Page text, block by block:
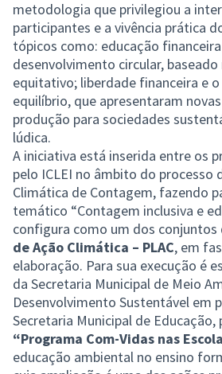
metodologia que privilegiou a
participantes e a vivência prática
tópicos como: educação
desenvolvimento circular,
equitativo; liberdade financeira e
equilíbrio, que apresentaram
produção para sociedades
lúdica.
A iniciativa está inserida entre os
pelo ICLEI no âmbito do processo
Climática de Contagem, fazendo
temático “Contagem inclusiva e
configura como um dos conjuntos
de Ação Climática – PLAC, em
elaboração. Para sua execução é
da Secretaria Municipal de Meio
Desenvolvimento Sustentável em
Secretaria Municipal de Educação,
“Programa Com-Vidas nas
educação ambiental no ensino